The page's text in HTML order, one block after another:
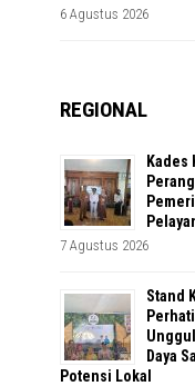
6 Agustus 2026
REGIONAL
Kades
7 Agustus 2026
Stand
Daya
Potensi Lokal